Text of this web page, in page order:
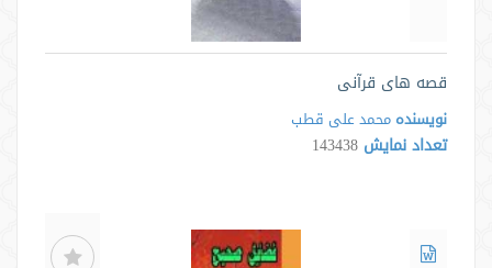
قصه های قرآنی
نویسنده محمد علی قطب
تعداد نمایش 143438